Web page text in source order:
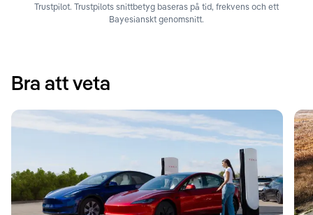
Trustpilot. Trustpilots snittbetyg baseras på tid, frekvens och ett
Bayesianskt genomsnitt.
Bra att veta